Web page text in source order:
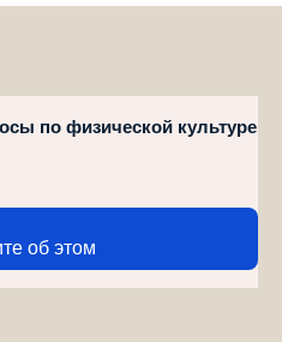
по физической культуре
об этом